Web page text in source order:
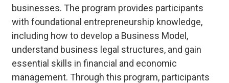
businesses. The program provides participants
with foundational entrepreneurship knowledge,
including how to develop a Business Model,
understand business legal structures, and gain
essential skills in financial and economic
management. Through this program, participants